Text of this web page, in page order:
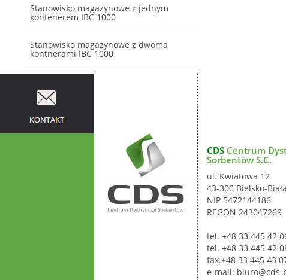
Stanowisko magazynowe z jednym
kontenerem IBC 1000
Stanowisko magazynowe z dwoma
kontnerami IBC 1000
CDSCentrum
Sorbentów S.C.
ul. Kwiatowa 12
43-300 Bielsko-Biała
NIP 5472144186
REGON 243047269
tel. +48 33 445 42
tel. +48 33 445 42
fax.+48 33 445 43
e-mail: